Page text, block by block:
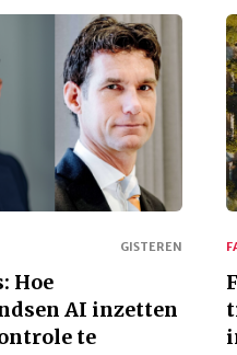
GISTEREN
Hoe
AI inzetten
te